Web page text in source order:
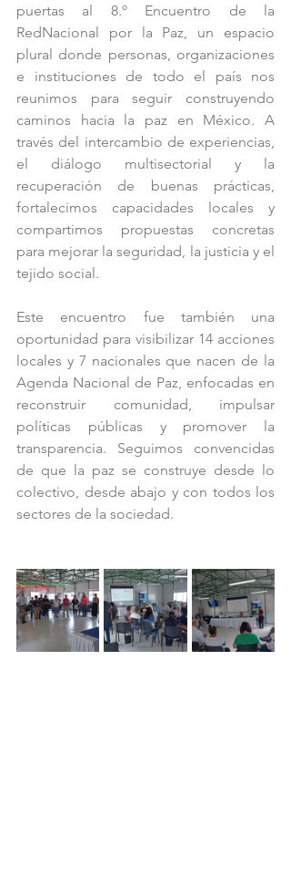
puertas al 8.º Encuentro de la
RedNacional por la Paz, un espacio
plural donde personas, organizaciones
e instituciones de todo el país nos
reunimos para seguir construyendo
caminos hacia la paz en México. A
través del intercambio de experiencias,
el diálogo multisectorial y la
recuperación de buenas prácticas,
fortalecimos capacidades locales y
compartimos propuestas concretas
para mejorar la seguridad, la justicia y el
tejido social.
Este encuentro fue también una
oportunidad para visibilizar 14 acciones
locales y 7 nacionales que nacen de la
Agenda Nacional de Paz, enfocadas en
reconstruir comunidad, impulsar
políticas públicas y promover la
transparencia. Seguimos convencidas
de que la paz se construye desde lo
colectivo, desde abajo y con todos los
sectores de la sociedad.